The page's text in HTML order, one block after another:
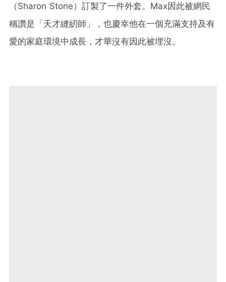
（Sharon Stone）訂製了一件外套。Max因此被網民
稱讚是「天才縫紉師」，也慶幸他在一個充滿支持及有
愛的家庭環境中成長，才華沒有因此被埋沒。